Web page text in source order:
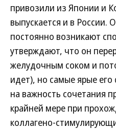
привозили из Японии и
выпускается и в России.
постоянно возникают
утверждают, что он
желудочным соком и
идет), но самые ярые
на важность сочетания
крайней мере при
коллагено-